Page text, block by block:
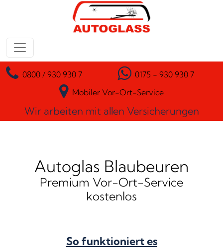
Zum Inhalt springen
Hauptnavigation
0800 / 930 930 7
0175 - 930 930 7
Mobiler Vor-Ort-Service
Wir arbeiten mit allen Versicherungen
Autoglas Blaubeuren
Premium Vor-Ort-Service
kostenlos
So funktioniert es